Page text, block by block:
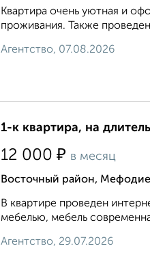
Квартира очень уютная и
проживания. Также
Агентство, 07.08.2026
1-к квартира, на
12 000 ₽ в месяц
Восточный район,
В квартире проведен
мебелью, мебель
Агентство, 29.07.2026